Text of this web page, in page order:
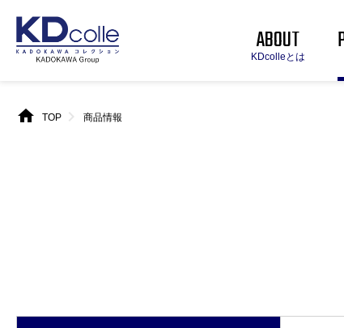
ABOUT
KDcolleとは
home TOP chevron_right 商品情報